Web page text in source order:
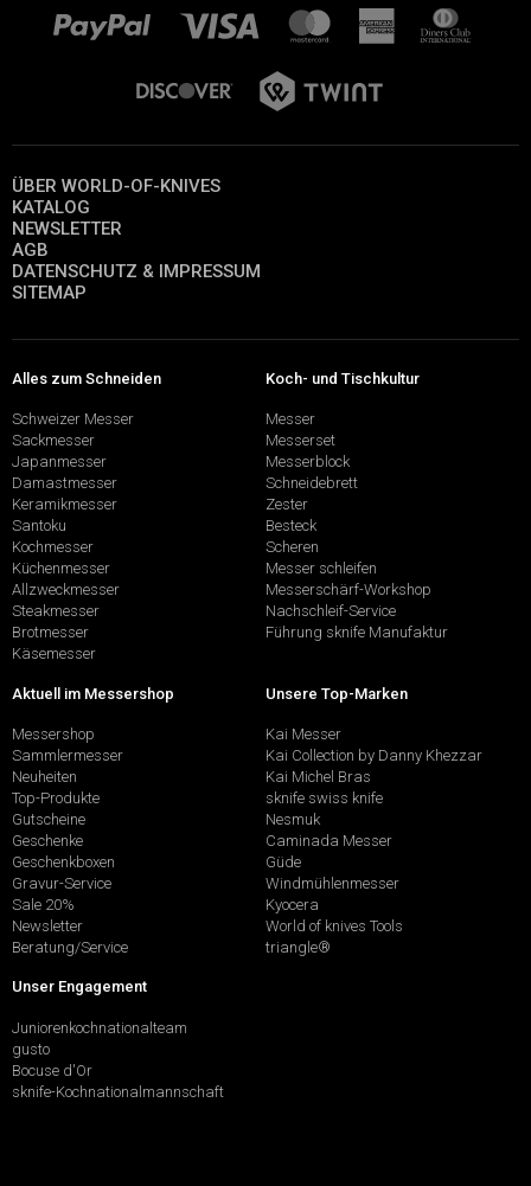
ÜBER WORLD-OF-KNIVES
KATALOG
NEWSLETTER
AGB
DATENSCHUTZ & IMPRESSUM
SITEMAP
Alles zum Schneiden
Schweizer Messer
Sackmesser
Japanmesser
Damastmesser
Keramikmesser
Santoku
Kochmesser
Küchenmesser
Allzweckmesser
Steakmesser
Brotmesser
Käsemesser
Koch- und Tischkultur
Messer
Messerset
Messerblock
Schneidebrett
Zester
Besteck
Scheren
Messer schleifen
Messerschärf-Workshop
Nachschleif-Service
Führung sknife Manufaktur
Aktuell im Messershop
Messershop
Sammlermesser
Neuheiten
Top-Produkte
Gutscheine
Geschenke
Geschenkboxen
Gravur-Service
Sale 20%
Newsletter
Beratung/Service
Unsere Top-Marken
Kai Messer
Kai Collection by Danny Khezzar
Kai Michel Bras
sknife swiss knife
Nesmuk
Caminada Messer
Güde
Windmühlenmesser
Kyocera
World of knives Tools
triangle®
Unser Engagement
Juniorenkochnationalteam
gusto
Bocuse d'Or
sknife-Kochnationalmannschaft